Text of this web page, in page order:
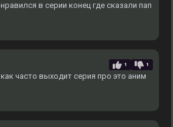
в серии конец где сказали пап
1 1
часто выходит серия про это аним